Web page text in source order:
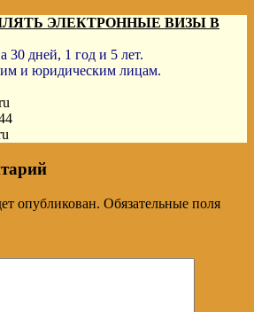
ЭЛЕКТРОННЫЕ ВИЗЫ В
30 дней, 1 год и 5 лет.
и юридическим лицам.
опубликован. Обязательные поля